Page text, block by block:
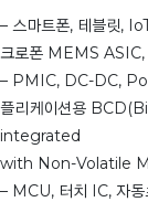
– 스마트폰, 테블릿,
크로폰 MEMS
– PMIC, DC-DC,
플리케이션용
integrated
with Non-Volatile
– MCU, 터치 IC, 자